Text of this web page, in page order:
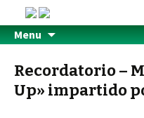
Menu
Recordatorio –
Up» impartido